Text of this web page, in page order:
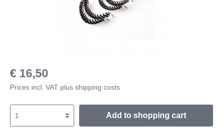
€ 16,50
Prices incl. VAT plus shipping costs
Add to shopping cart